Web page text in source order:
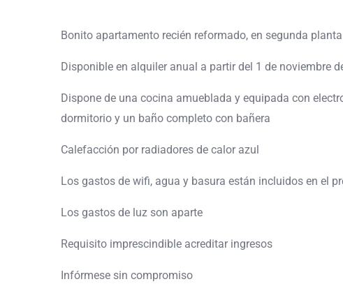
Bonito apartamento recién reformado, en segunda
Disponible en alquiler anual a partir del 1 de noviembre
Dispone de una cocina amueblada y equipada con
dormitorio y un baño completo con bañera
Calefacción por radiadores de calor azul
Los gastos de wifi, agua y basura están incluidos en el
Los gastos de luz son aparte
Requisito imprescindible acreditar ingresos
Infórmese sin compromiso